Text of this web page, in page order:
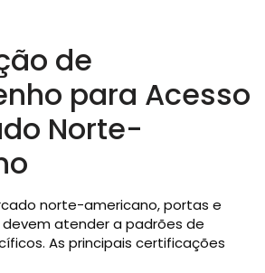
de
para Acesso
Norte-
norte-americano, portas e
atender a padrões de
As principais certificações